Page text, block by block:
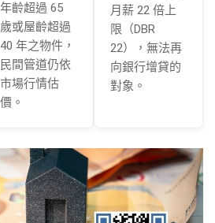
年齡超過 65
歲或屋齡超過
40 年之物件，
民間管道仍依
市場行情估
價。
月薪 22 倍上
限（DBR
22），無法再
向銀行增貸的
對象。